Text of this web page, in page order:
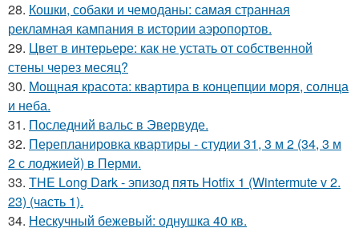
28. Кошки, собаки и чемоданы: самая странная
рекламная кампания в истории аэропортов.
29. Цвет в интерьере: как не устать от собственной
стены через месяц?
30. Мощная красота: квартира в концепции моря, солнца
и неба.
31. Последний вальс в Эвервуде.
32. Перепланировка квартиры - студии 31, 3 м 2 (34, 3 м
2 с лоджией) в Перми.
33. THE Long Dark - эпизод пять Hotfix 1 (Wintermute v 2.
23) (часть 1).
34. Нескучный бежевый: однушка 40 кв.